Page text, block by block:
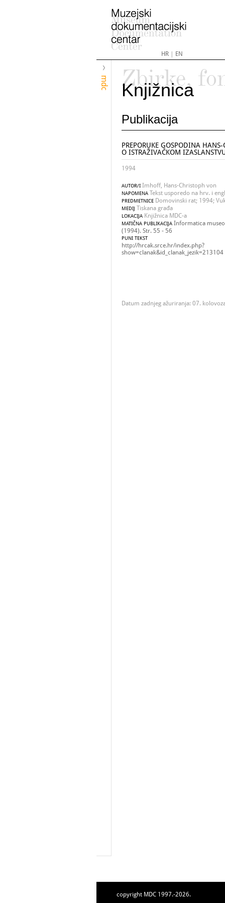
HR| EN
mdc
Zbirke,
Knjižnica
Publikacija
PREPORUKE GOSPODINA
O ISTRAŽIVAČKOM
1994
AUTOR/I Imhoff, Hans-Christoph von
NAPOMENA Tekst usporedo na hrv. i
PREDMETNICE Domovinski rat; 1994;
MEDIJ Tiskana građa
LOKACIJA Knjižnica MDC-a
MATIČNA PUBLIKACIJA Informatica
(1994). Str. 55 - 56
PUNI TEKST
http://hrcak.srce.hr/index.php?
show=clanak&id_clanak_jezik=213104
Datum zadnjeg ažuriranja: 07.
copyright MDC 1997.-2026.